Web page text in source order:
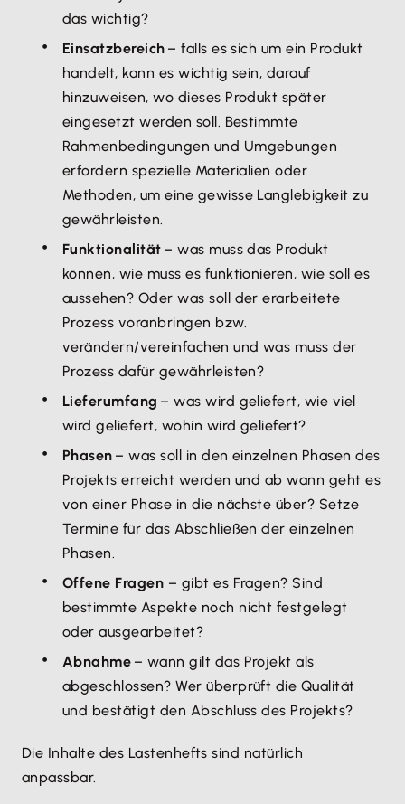
das wichtig?
Einsatzbereich – falls es sich um ein Produkt
handelt, kann es wichtig sein, darauf
hinzuweisen, wo dieses Produkt später
eingesetzt werden soll. Bestimmte
Rahmenbedingungen und Umgebungen
erfordern spezielle Materialien oder
Methoden, um eine gewisse Langlebigkeit zu
gewährleisten.
Funktionalität – was muss das Produkt
können, wie muss es funktionieren, wie soll es
aussehen? Oder was soll der erarbeitete
Prozess voranbringen bzw.
verändern/vereinfachen und was muss der
Prozess dafür gewährleisten?
Lieferumfang – was wird geliefert, wie viel
wird geliefert, wohin wird geliefert?
Phasen – was soll in den einzelnen Phasen des
Projekts erreicht werden und ab wann geht es
von einer Phase in die nächste über? Setze
Termine für das Abschließen der einzelnen
Phasen.
Offene Fragen – gibt es Fragen? Sind
bestimmte Aspekte noch nicht festgelegt
oder ausgearbeitet?
Abnahme – wann gilt das Projekt als
abgeschlossen? Wer überprüft die Qualität
und bestätigt den Abschluss des Projekts?
Die Inhalte des Lastenhefts sind natürlich
anpassbar.